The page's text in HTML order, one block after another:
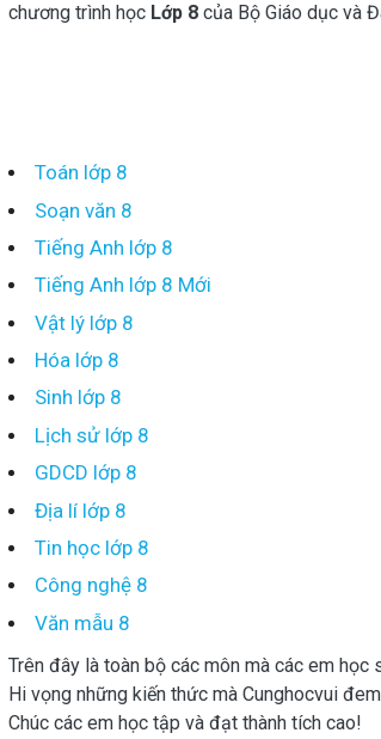
chương trình học Lớp 8 của Bộ Giáo dục và
Toán lớp 8
Soạn văn 8
Tiếng Anh lớp 8
Tiếng Anh lớp 8 Mới
Vật lý lớp 8
Hóa lớp 8
Sinh lớp 8
Lịch sử lớp 8
GDCD lớp 8
Địa lí lớp 8
Tin học lớp 8
Công nghệ 8
Văn mẫu 8
Trên đây là toàn bộ các môn mà các em
Hi vọng những kiến thức mà Cunghocvui
Chúc các em học tập và đạt thành tích cao!